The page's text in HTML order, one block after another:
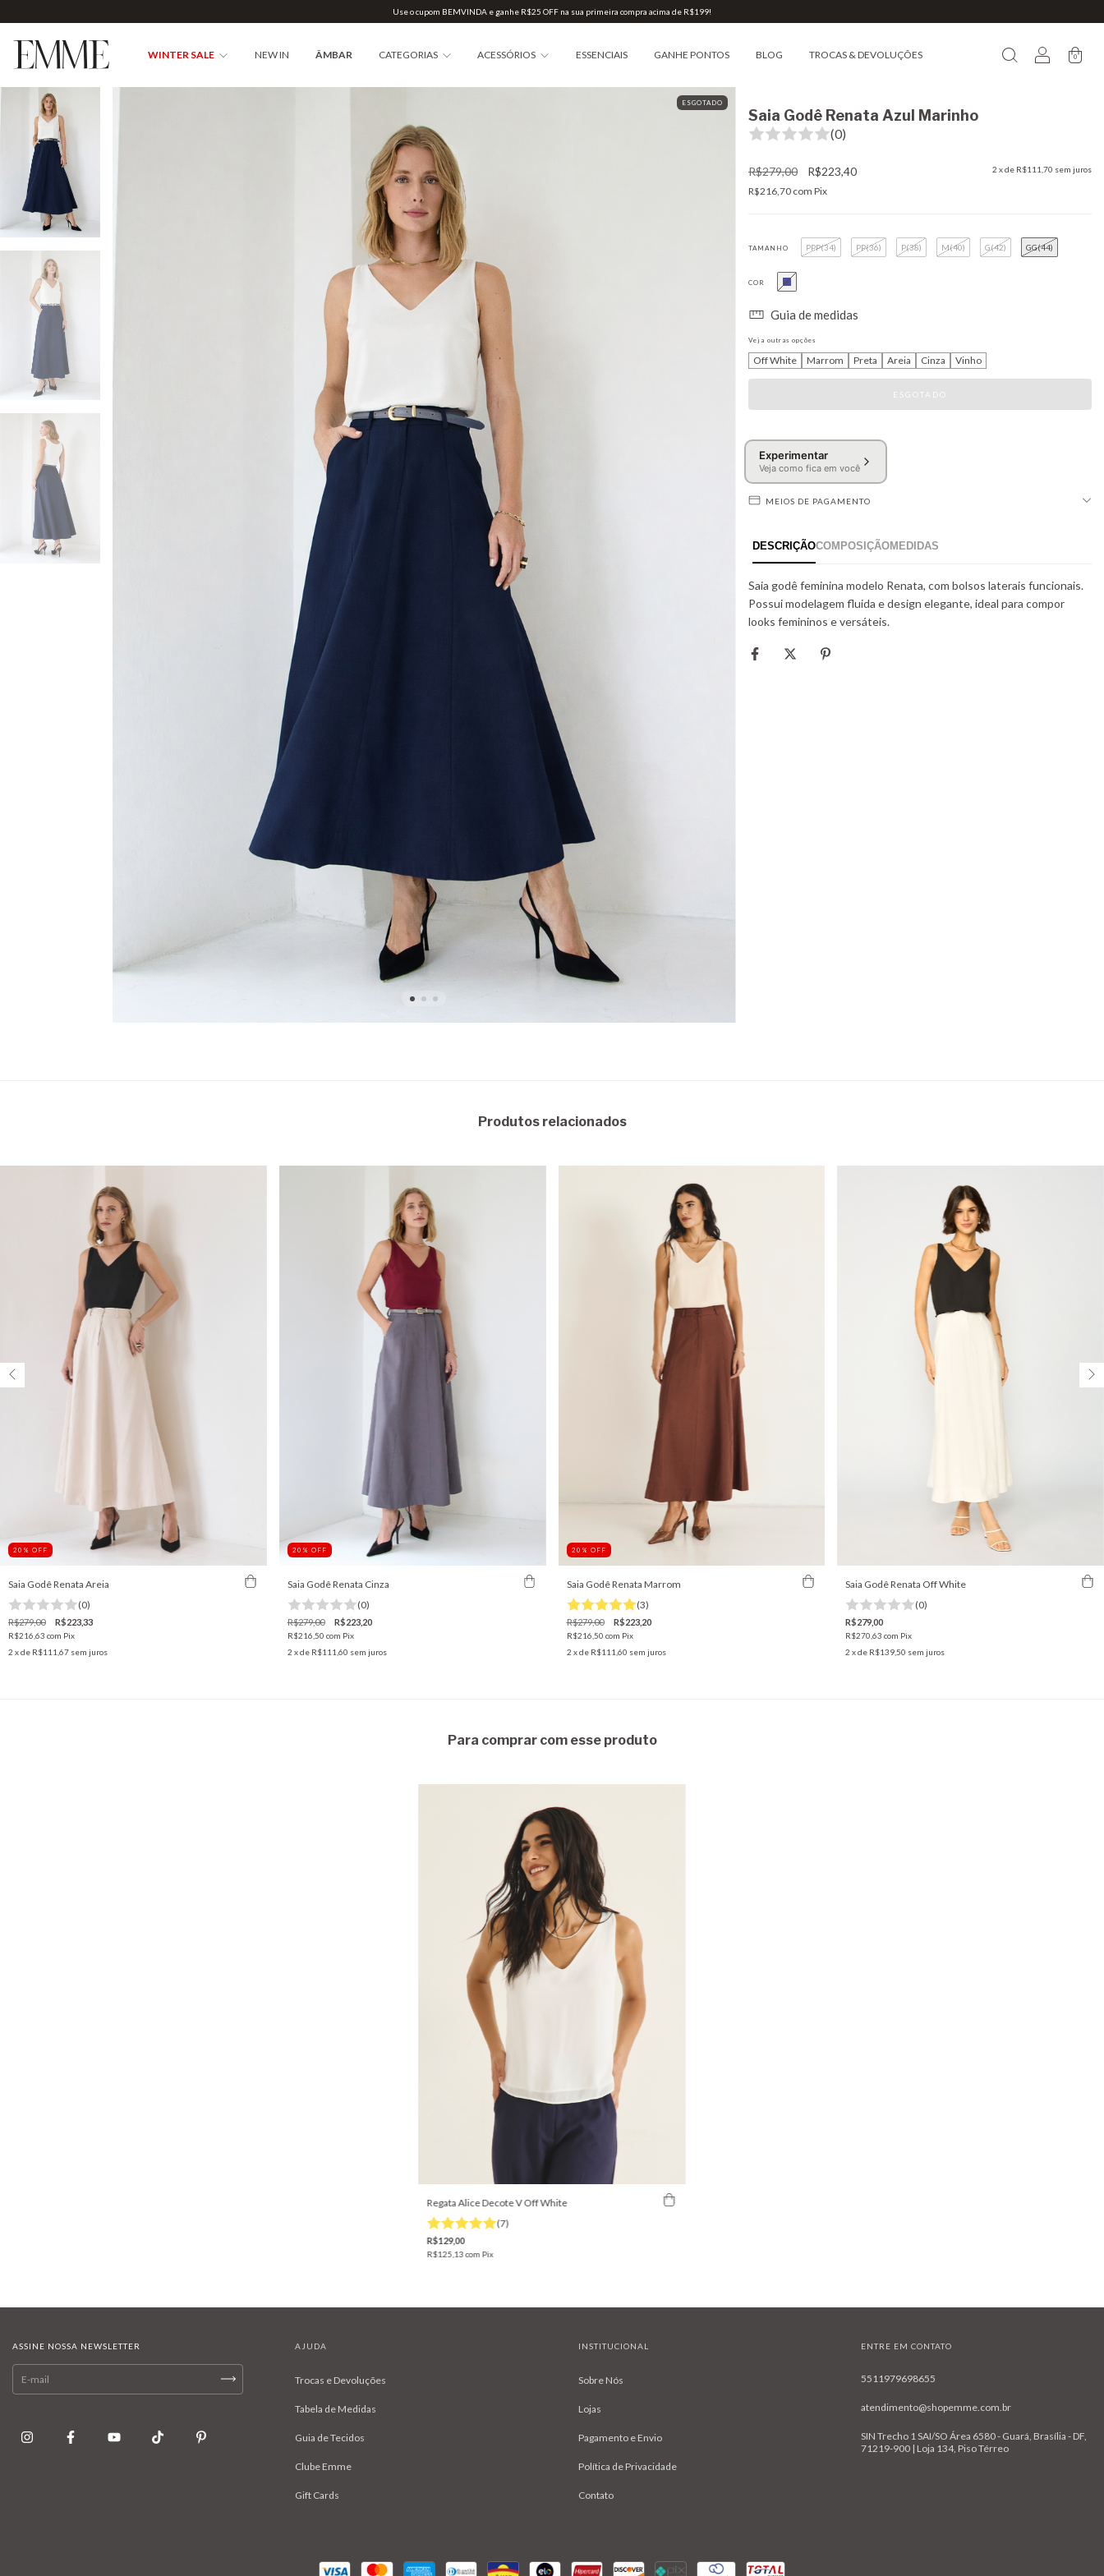
Use o cupom BEMVINDA e ganhe R$25 OFF na sua primeira compra acima de R$199!
WINTER SALE NEW IN ÂMBAR CATEGORIAS ACESSÓRIOS ESSENCIAIS GANHE PONTOS BLOG TROCAS & DEVOLUÇÕES 0
ESGOTADO
Saia Godê Renata Azul Marinho
(0)
R$279,00 R$223,40 2 x de R$111,70 sem juros
R$216,70 com Pix
TAMANHO PPP(34) PP(36) P(38) M(40) G(42) GG(44)
COR
Guia de medidas
Veja outras opções
Off White Marrom Preta Areia Cinza Vinho
Experimentar
Veja como fica em você
MEIOS DE PAGAMENTO
Produtos relacionados
20 % OFF
Saia Godê Renata Areia
(0)
R$279,00 R$223,33
R$216,63 com Pix
2 x de R$111,67 sem juros
20 % OFF
Saia Godê Renata Cinza
(0)
R$279,00 R$223,20
R$216,50 com Pix
2 x de R$111,60 sem juros
20 % OFF
Saia Godê Renata Marrom
(3)
R$279,00 R$223,20
R$216,50 com Pix
2 x de R$111,60 sem juros
Saia Godê Renata Off White
(0)
R$279,00
R$270,63com Pix
2 x de R$139,50 sem juros
Para comprar com esse produto
Regata Alice Decote V Off White
(7)
R$129,00
R$125,13com Pix
ASSINE NOSSA NEWSLETTER AJUDA
Trocas e Devoluções
Tabela de Medidas
Guia de Tecidos
Clube Emme
Gift Cards
INSTITUCIONAL
Sobre Nós
Lojas
Pagamento e Envio
Política de Privacidade
Contato
ENTRE EM CONTATO
5511979698655
atendimento@shopemme.com.br
SIN Trecho 1 SAI/SO Área 6580 - Guará, Brasília - DF,
71219-900 | Loja 134, Piso Térreo